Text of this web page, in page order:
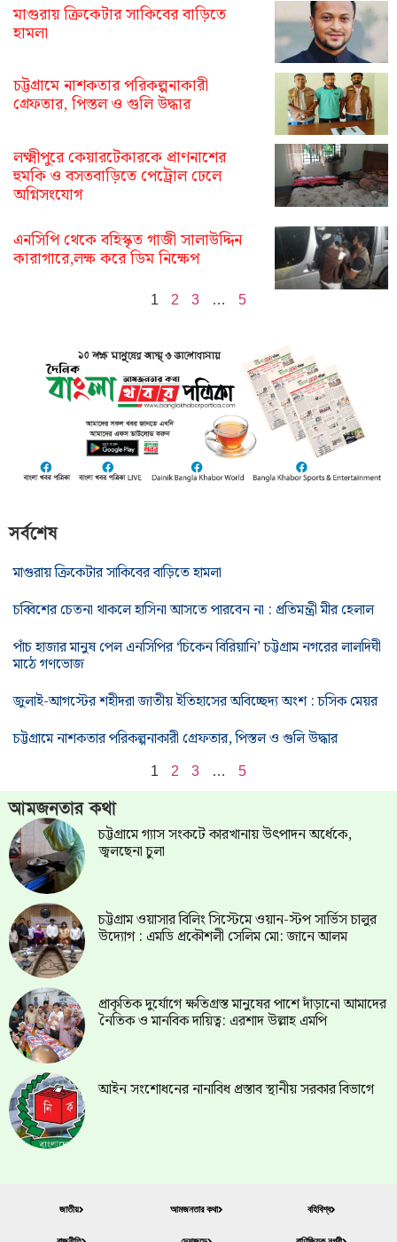
মাগুরায় ক্রিকেটার সাকিবের বাড়িতে
হামলা
চট্টগ্রামে নাশকতার পরিকল্পনাকারী
গ্রেফতার, পিস্তল ও গুলি উদ্ধার
লক্ষ্মীপুরে কেয়ারটেকারকে প্রাণনাশের
হুমকি ও বসতবাড়িতে পেট্রোল ঢেলে
অগ্নিসংযোগ
এনসিপি থেকে বহিস্কৃত গাজী সালাউদ্দিন
কারাগারে,লক্ষ করে ডিম নিক্ষেপ
1 2 3 … 5
সর্বশেষ
মাগুরায় ক্রিকেটার সাকিবের বাড়িতে হামলা
চব্বিশের চেতনা থাকলে হাসিনা আসতে পারবেন না : প্রতিমন্ত্রী মীর হেলাল
পাঁচ হাজার মানুষ পেল এনসিপির ‘চিকেন বিরিয়ানি’ চট্টগ্রাম নগরের লালদিঘী
মাঠে গণভোজ
জুলাই-আগস্টের শহীদরা জাতীয় ইতিহাসের অবিচ্ছেদ্য অংশ : চসিক মেয়র
চট্টগ্রামে নাশকতার পরিকল্পনাকারী গ্রেফতার, পিস্তল ও গুলি উদ্ধার
1 2 3 … 5
আমজনতার কথা
চট্টগ্রামে গ্যাস সংকটে কারখানায় উৎপাদন অর্ধেকে,
জ্বলছেনা চুলা
চট্টগ্রাম ওয়াসার বিলিং সিস্টেমে ওয়ান-স্টপ সার্ভিস চালুর
উদ্যোগ : এমডি প্রকৌশলী সেলিম মো: জানে আলম
প্রাকৃতিক দুর্যোগে ক্ষতিগ্রস্ত মানুষের পাশে দাঁড়ানো আমাদের
নৈতিক ও মানবিক দায়িত্ব: এরশাদ উল্লাহ এমপি
আইন সংশোধনের নানাবিধ প্রস্তাব স্থানীয় সরকার বিভাগে
জাতীয় আমজনতার কথা বহিবিশ্ব